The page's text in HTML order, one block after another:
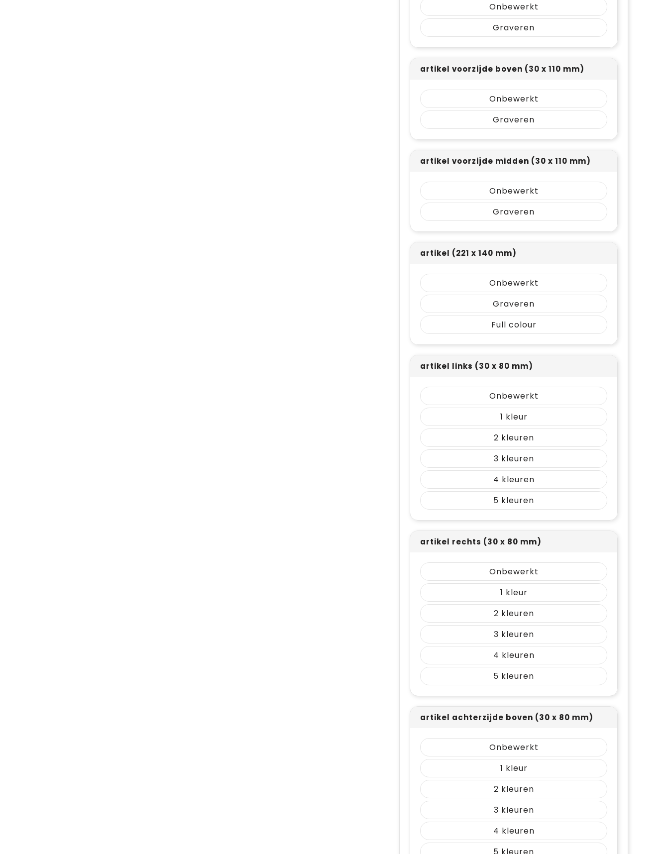
Onbewerkt
Graveren
artikel voorzijde boven (30 x 110 mm)
Onbewerkt
Graveren
artikel voorzijde midden (30 x 110 mm)
Onbewerkt
Graveren
artikel (221 x 140 mm)
Onbewerkt
Graveren
Full colour
artikel links (30 x 80 mm)
Onbewerkt
1
2
3
4
5
artikel rechts (30 x 80 mm)
Onbewerkt
1
2
3
4
5
artikel achterzijde boven (30 x 80 mm)
Onbewerkt
1
2
3
4
5